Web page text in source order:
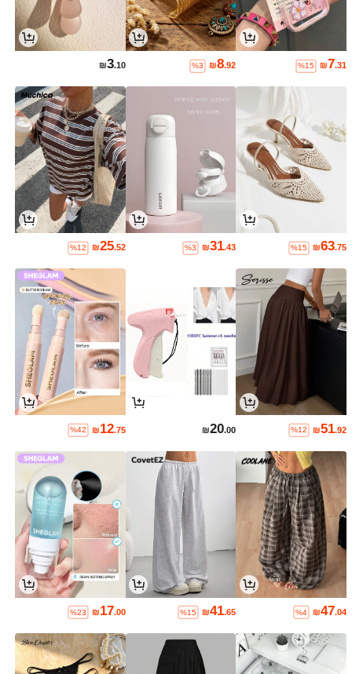
₪7.31
%15
₪8.92
%3
₪3.10
₪63.75
%15
₪31.43
%3
₪25.52
%12
₪51.92
%12
₪20.00
₪12.75
%42
₪47.04
%4
₪41.65
%15
₪17.00
%23